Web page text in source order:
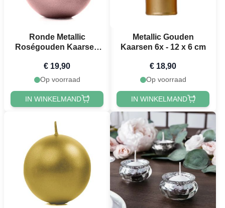
Ronde Metallic
Roségouden Kaarsen
€ 19,90
Op voorraad
IN WINKELMAND
Metallic Gouden
Kaarsen 6x - 12 x 6 cm
€ 18,90
Op voorraad
IN WINKELMAND